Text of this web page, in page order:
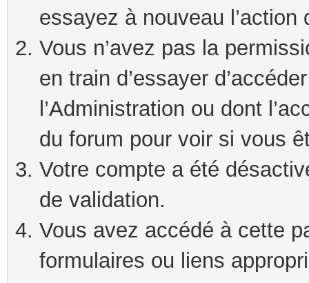
essayez à nouveau
Vous n’avez pas la
en train d’essayer
l’Administration ou dont
du forum pour voir si vous
Votre compte a été
de validation.
Vous avez accédé à cette
formulaires ou liens